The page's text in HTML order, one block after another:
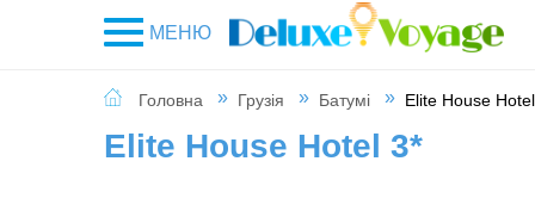
МЕНЮ
Головна Грузія Батумі Elite House
Elite House Hotel 3*